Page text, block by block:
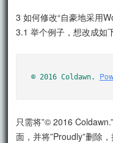
3 如何修改“自豪地采用
3.1 举个例子，想改成如
© 2016 Coldawn.
只需将”© 2016
面，并将”Proudly”删除